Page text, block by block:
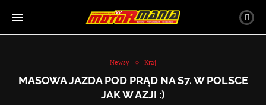
Newsy Kraj
MASOWA JAZDA POD PRĄD NA S7. W POLSCE
JAK W AZJI :)